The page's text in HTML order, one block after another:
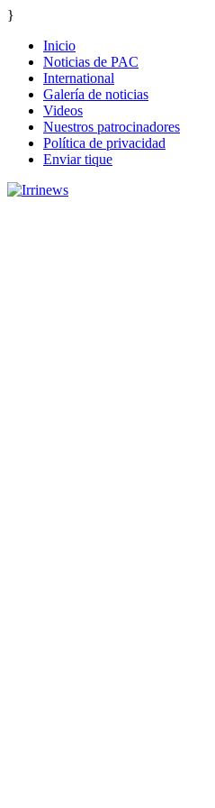
}
Inicio
Noticias de PAC
International
Galería de noticias
Videos
Nuestros patrocinadores
Política de privacidad
Enviar tique